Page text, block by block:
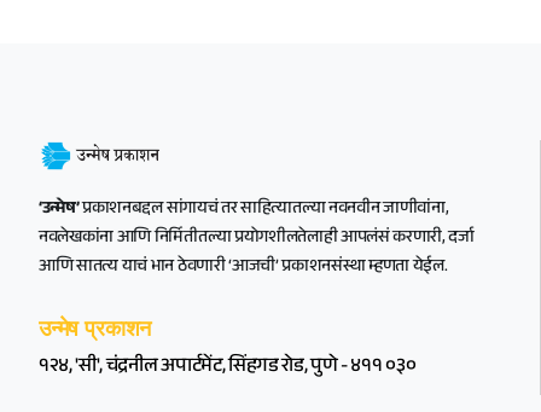
‘उन्मेष’प्रकाशनबद्दल सांगायचं तर साहित्यातल्या नवनवीन जाणीवांना,
नवलेखकांना आणि निर्मितीतल्या प्रयोगशीलतेलाही आपलंसं करणारी, दर्जा
आणि सातत्य याचं भान ठेवणारी ‘आजची’ प्रकाशनसंस्था म्हणता येईल.
उन्मेष प्रकाशन
१२४, 'सी', चंद्रनील अपार्टमेंट, सिंहगड रोड, पुणे - ४११ ०३०